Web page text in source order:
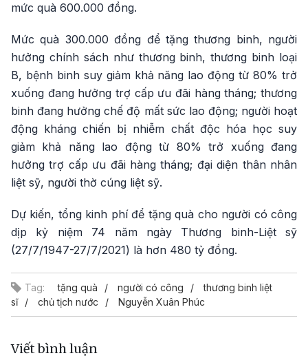
mức quà 600.000 đồng.
Mức quà 300.000 đồng để tặng thương binh, người
hưởng chính sách như thương binh, thương binh loại
B, bệnh binh suy giảm khả năng lao động từ 80% trở
xuống đang hưởng trợ cấp ưu đãi hàng tháng; thương
binh đang hưởng chế độ mất sức lao động; người hoạt
động kháng chiến bị nhiễm chất độc hóa học suy
giảm khả năng lao động từ 80% trở xuống đang
hưởng trợ cấp ưu đãi hàng tháng; đại diện thân nhân
liệt sỹ, người thờ cúng liệt sỹ.
Dự kiến, tổng kinh phí để tặng quà cho người có công
dịp kỷ niệm 74 năm ngày Thương binh-Liệt sỹ
(27/7/1947-27/7/2021) là hơn 480 tỷ đồng.
Tag: tặng quà người có công
thương binh liệt
sĩ
chủ tịch nước Nguyễn Xuân Phúc
Viết bình luận